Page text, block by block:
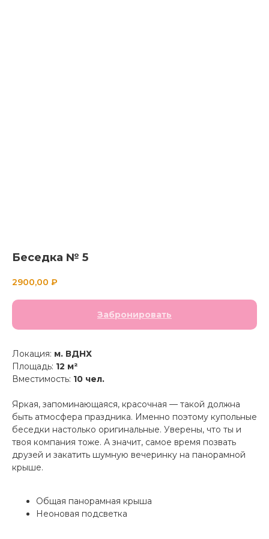
Беседка № 5
2900,00 ₽
Забронировать
Локация: м. ВДНХ
Площадь: 12 м²
Вместимость: 10 чел.
Яркая, запоминающаяся, красочная — такой должна
быть атмосфера праздника. Именно поэтому купольные
беседки настолько оригинальные. Уверены, что ты и
твоя компания тоже. А значит, самое время позвать
друзей и закатить шумную вечеринку на панорамной
крыше.
Общая панорамная крыша
Неоновая подсветка